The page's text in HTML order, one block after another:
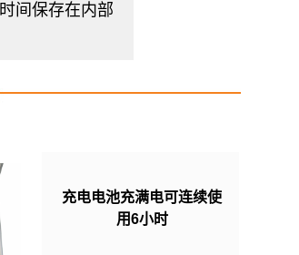
间保存在内部
充电电池充满电可连续使
用6小时